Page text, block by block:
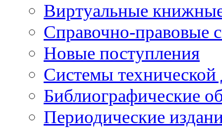
Виртуальные
Справочно-правовые
Новые поступления
Cистемы
Библиографические
Периодические